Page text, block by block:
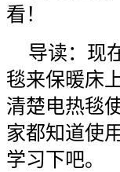
看！
导读：现
毯来保暖床
清楚电热毯
家都知道使
学习下吧。